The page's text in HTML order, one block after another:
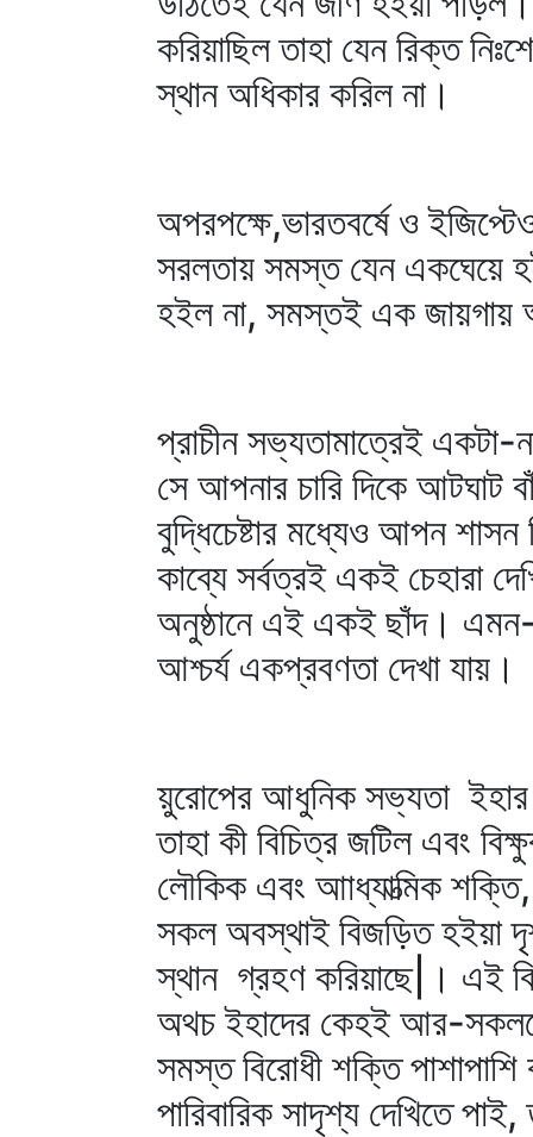
করিয়াছিল তাহা যেন রিক্ত
স্থান অধিকার করিল না।
অপরপক্ষে,ভারতবর্ষে ও
সরলতায় সমস্ত যেন একঘেয়ে
হইল না, সমস্তই এক জায়গায়
প্রাচীন সভ্যতামাত্রেই
সে আপনার চারি দিকে আটঘাট
বুদ্ধিচেষ্টার মধ্যেও আপন শাসন
কাব্যে সর্বত্রই একই চেহারা
অনুষ্ঠানে এই একই ছাঁদ। এমন-
আশ্চর্য একপ্রবণতা দেখা যায়।
য়ুরোপের আধুনিক সভ্যতা ইহার
তাহা কী বিচিত্র জটিল এবং
লৌকিক এবং আাধ্যাত্মিক শক্তি,
সকল অবস্থাই বিজড়িত হইয়া
স্থান গ্রহণ করিয়াছে|। এই
অথচ ইহাদের কেহই আর-
সমস্ত বিরোধী শক্তি পাশাপাশি
পারিবারিক সাদৃশ্য দেখিতে পাই,